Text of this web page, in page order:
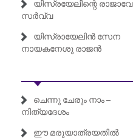
യിസ്രയേലിന്റെ രാജാവേ
സർവ്വ
യിസ്രായേലിൻ സേന
നായകനേശു രാജൻ
ചെന്നു ചേരും നാം –
നിത്യദേശം
ഈ മരുയാത്രയതിൽ